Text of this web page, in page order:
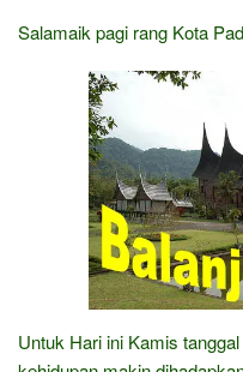
Salamaik pagi rang Kota
Untuk Hari ini Kamis